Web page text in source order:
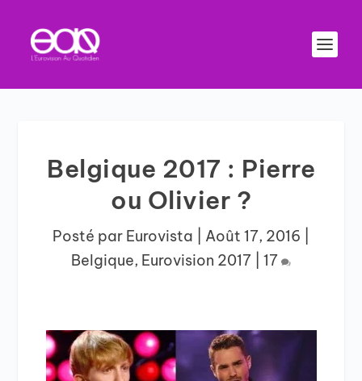
Belgique 2017 : Pierre
ou Olivier ?
Posté par Eurovista Août 17, 2016
Belgique, Eurovision 2017 17